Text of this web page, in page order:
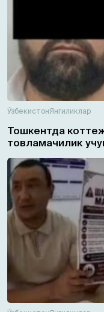
ЎзбекистонЯнгиликлар
Тошкентда
товламачилик